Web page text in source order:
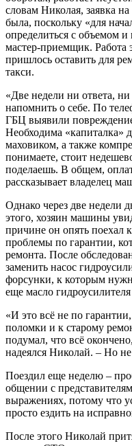
словам Николая, заявка
была, поскольку «для
определиться с объемом и
мастер-приемщик. Работа
пришлось оставить для
такси.
«Две недели ни ответа,
напомнить о себе. По
ГБЦ выявили
Необходима «капиталка»
маховиком, а также
понимаете, стоит
поделаешь. В общем,
рассказывает владелец
Однако через две недели
этого, хозяин машины
причине он опять поехал
проблемы по гарантии,
ремонта. После
заменить насос
форсунки, к которым
еще масло
«И это всё не по
поломки и к старому
подумал, что всё
надеялся Николай. – Но
Поездил еще неделю –
общении с
выражениях, потому что
просто ездить на
После этого Николай